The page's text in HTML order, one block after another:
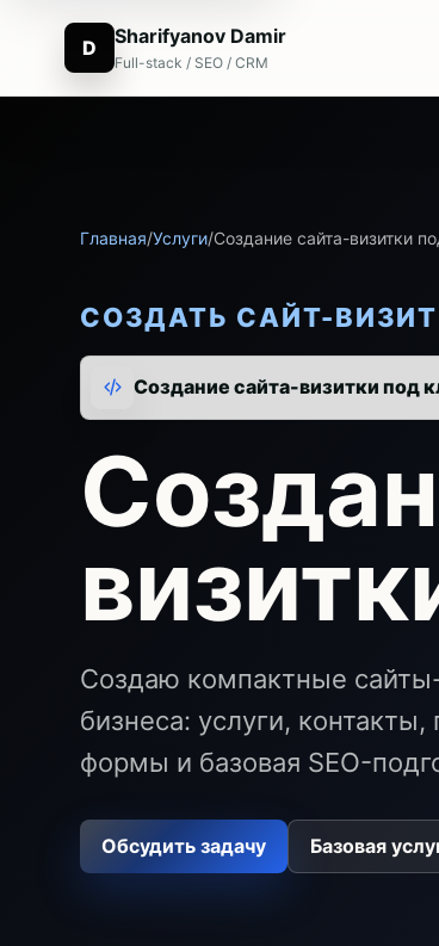
D Sharifyanov Damir
Full-stack / SEO / CRM
Главная/Услуги/Создание сайта-визитки
СОЗДАТЬ САЙТ-
Создание сайта-визитки под
Создаю компактные
бизнеса: услуги,
формы и базовая SEO-
Обсудить задачу Базовая